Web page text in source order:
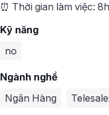
⏰ Thời gian làm việc:
Kỹ năng
no
Ngành nghề
Ngân Hàng